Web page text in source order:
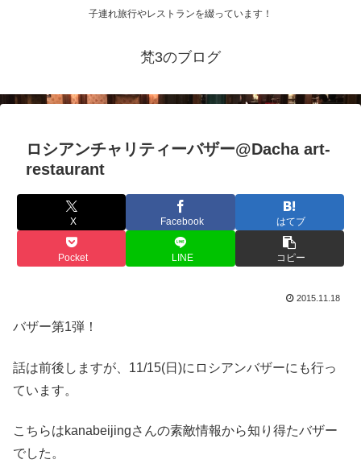
子連れ旅行やレストランを綴っています！
梵3のブログ
ロシアンチャリティーバザー@Dacha art-
restaurant
X Facebook はてブ
Pocket LINE コピー
2015.11.18
バザー第1弾！
話は前後しますが、11/15(日)にロシアンバザーにも行っ
ています。
こちらはkanabeijingさんの素敵情報から知り得たバザー
でした。